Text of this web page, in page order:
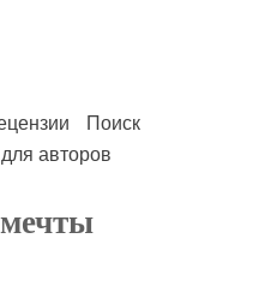
Поиск
авторов